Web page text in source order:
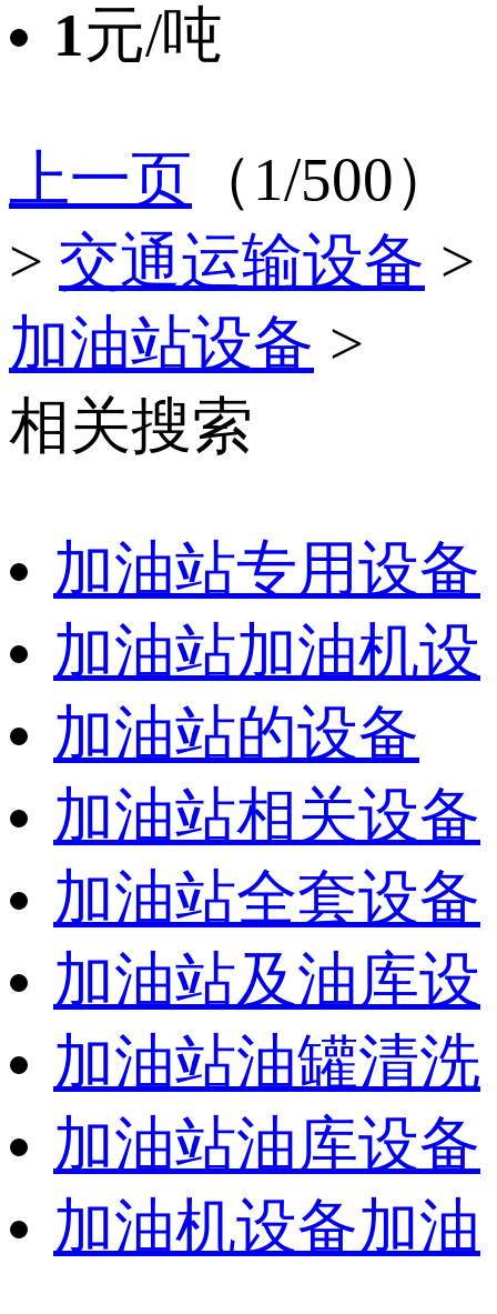
1元/吨
上一页 （1/500）
> 交通运输设备 >
加油站设备 >
相关搜索
加油站专用设备
加油站加油机设
加油站的设备
加油站相关设备
加油站全套设备
加油站及油库设
加油站油罐清洗
加油站油库设备
加油机设备加油